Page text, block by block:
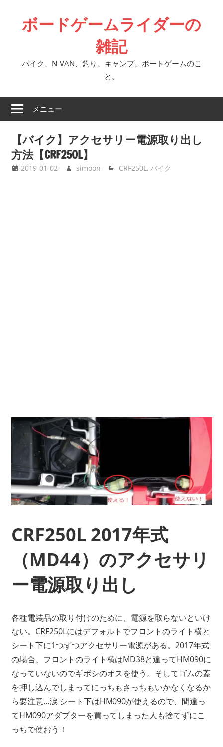
キ
プ
ボードゲームライダーの
雑記
バイク、N-VAN、釣り、キャンプ、ボードゲームのこ
と。
メニュー
【バイク】アクセサリー電源取り出し
方法【CRF250L】
2019-01-02 simoon CRF250L , バイク
CRF250L 2017年式
（MD44）のアクセサリ
ー電源取り出し
各種電装品の取り付けのために、電源を取らないといけ
ない。CRF250Lにはデフォルトでフロントのライト横と
シート下に1つずつアクセサリー電源がある。2017年式
の場合、フロントのライト横はMD38と違ってHM090に
なっていないのでギボシのオスを使う。そしてゴムの蓋
を押し込んでしまってにっちもさっちもいかなくなるか
ら要注意…涙 シート下はHM090が使えるので、間違っ
てHM090アダプターを買ってしまった人も捨てずにこ
っちで使おう！